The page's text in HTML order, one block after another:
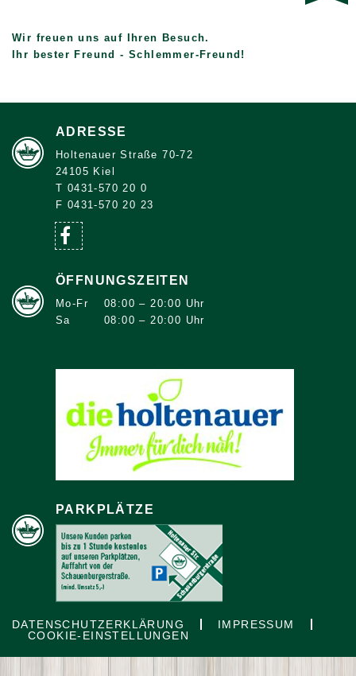
Wir freuen uns auf Ihren Besuch.
Ihr bester Freund - Schlemmer-Freund!
ADRESSE
Holtenauer Straße 70-72
24105 Kiel
T 0431-570 20 0
F 0431-570 20 23
ÖFFNUNGSZEITEN
Mo-Fr
08:00 – 20:00 Uhr
Sa
08:00 – 20:00 Uhr
PARKPLÄTZE
DATENSCHUTZERKLÄRUNG
IMPRESSUM
COOKIE-EINSTELLUNGEN